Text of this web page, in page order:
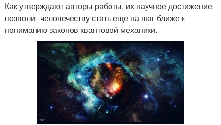
Как утверждают авторы работы, их научное достижение
позволит человечеству стать еще на шаг ближе к
пониманию законов квантовой механики.